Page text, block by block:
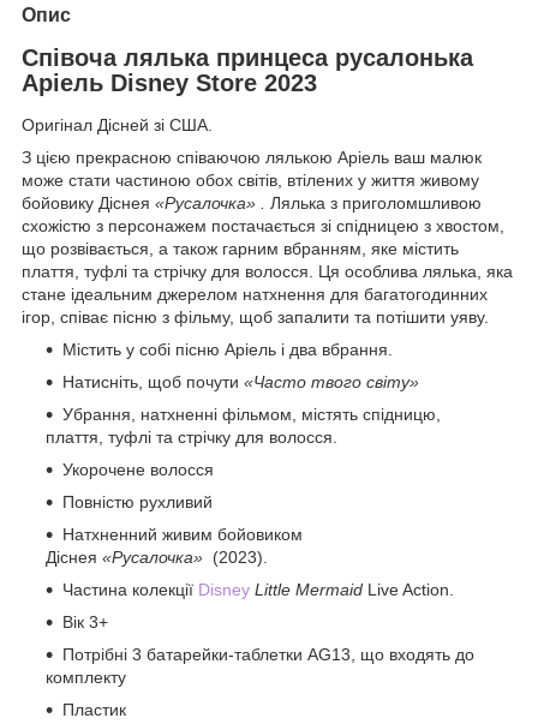
Опис
Співоча лялька принцеса русалонька
Аріель Disney Store 2023
Оригінал Дісней зі США.
З цією прекрасною співаючою лялькою Аріель ваш малюк
може стати частиною обох світів, втілених у життя живому
бойовику Діснея «Русалочка» . Лялька з приголомшливою
схожістю з персонажем постачається зі спідницею з хвостом,
що розвівається, а також гарним вбранням, яке містить
плаття, туфлі та стрічку для волосся. Ця особлива лялька, яка
стане ідеальним джерелом натхнення для багатогодинних
ігор, співає пісню з фільму, щоб запалити та потішити уяву.
Містить у собі пісню Аріель і два вбрання.
Натисніть, щоб почути «Часто твого світу»
Убрання, натхненні фільмом, містять спідницю,
плаття, туфлі та стрічку для волосся.
Укорочене волосся
Повністю рухливий
Натхненний живим бойовиком
Діснея «Русалочка» (2023).
Частина колекції Disney Little Mermaid Live Action.
Вік 3+
Потрібні 3 батарейки-таблетки AG13, що входять до
комплекту
Пластик